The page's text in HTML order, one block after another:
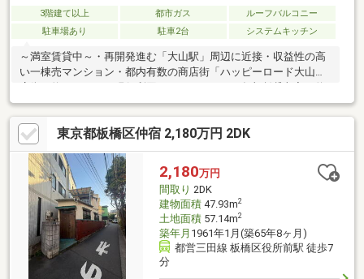
3階建て以上 都市ガス
ルーフバルコニー
駐車場あり
駐車2台 システムキッチン
～満室賃貸中～・再開発進む「大山駅」周辺に近接・収益性の高
い一棟売マンション・都内有数の商店街「ハッピーロード大山商
１，３２３万円）※賃料は将来に亘り確実に得られるものを保証
するものではありません※賃貸収入には駐輪場、駐車場、バイク
料金が含まれます■一部住戸「大規模リノベーション」実施・美
室！・建物維持管理良好 丁寧に手入れがされています・地下駐
車場２区画、バイク置場、駐輪場あり・エレベーターあり・最上
階１－５階はメゾネット３ＬＤＫ＋ルーフバルコニー※現況有形
有姿売買・売主契約不適合責任免責
東京都板橋区仲宿 2,180万円 2DK
2,180万円
間取り 2DK
建物面積47.93m2
土地面積57.14m2
築年月 1961年1月(築65年8ヶ月)
都営三田線 板橋区役所前駅 徒歩7
分